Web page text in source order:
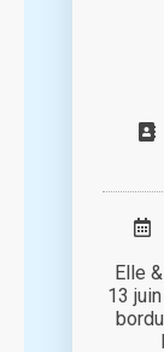
Elle
13